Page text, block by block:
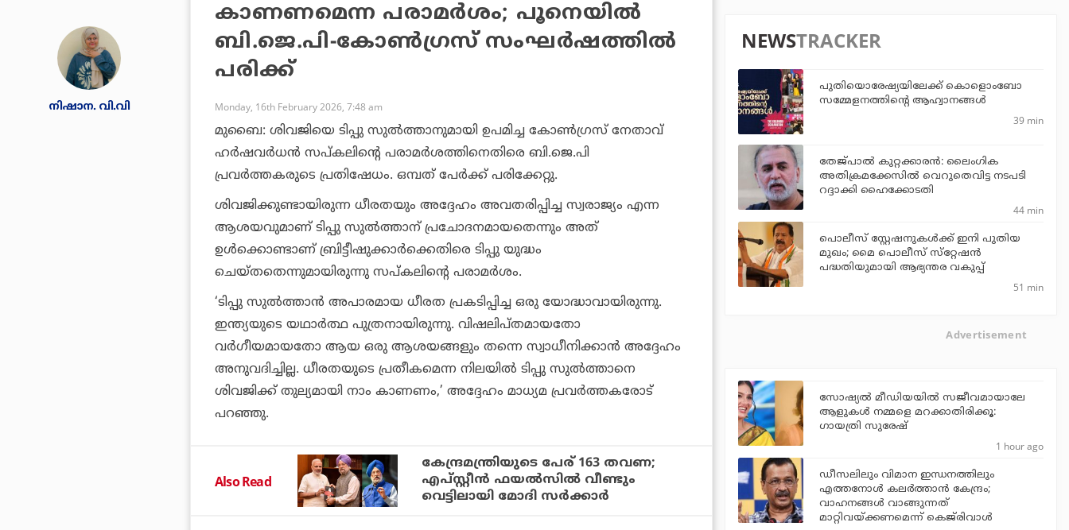
നിഷാന. വി.വി
കാണണമെന്ന പരാമര്‍ശം; പൂനെയില്‍
ബി.ജെ.പി-കോണ്‍ഗ്രസ് സംഘര്‍ഷത്തില്‍
പരിക്ക്
Monday, 16th February 2026, 7:48 am
മുബൈ: ശിവജിയെ ടിപ്പു സുല്‍ത്താനുമായി ഉപമിച്ച കോണ്‍ഗ്രസ് നേതാവ്
ഹര്‍ഷവര്‍ധന്‍ സപ്കലിന്റെ പരാമര്‍ശത്തിനെതിരെ ബി.ജെ.പി
പ്രവര്‍ത്തകരുടെ പ്രതിഷേധം. ഒമ്പത് പേര്‍ക്ക് പരിക്കേറ്റു.
ശിവജിക്കുണ്ടായിരുന്ന ധീരതയും അദ്ദേഹം അവതരിപ്പിച്ച സ്വരാജ്യം എന്ന
ആശയവുമാണ് ടിപ്പു സുല്‍ത്താന് പ്രചോദനമായതെന്നും അത്
ഉള്‍ക്കൊണ്ടാണ് ബ്രിട്ടീഷുക്കാര്‍ക്കെതിരെ ടിപ്പു യുദ്ധം
ചെയ്തതെന്നുമായിരുന്നു സപ്കലിന്റെ പരാമര്‍ശം.
‘ടിപ്പു സുല്‍ത്താന്‍ അപാരമായ ധീരത പ്രകടിപ്പിച്ച ഒരു യോദ്ധാവായിരുന്നു.
ഇന്ത്യയുടെ യഥാര്‍ത്ഥ പുത്രനായിരുന്നു. വിഷലിപ്തമായതോ
വര്‍ഗീയമായതോ ആയ ഒരു ആശയങ്ങളും തന്നെ സ്വാധീനിക്കാന്‍ അദ്ദേഹം
അനുവദിച്ചില്ല. ധീരതയുടെ പ്രതീകമെന്ന നിലയില്‍ ടിപ്പു സുല്‍ത്താനെ
ശിവജിക്ക് തുല്യമായി നാം കാണണം,’ അദ്ദേഹം മാധ്യമ പ്രവര്‍ത്തകരോട്
പറഞ്ഞു.
Also Read
കേന്ദ്രമന്ത്രിയുടെ പേര് 163 തവണ;
എപ്സ്റ്റീന്‍ ഫയല്‍സില്‍ വീണ്ടും
വെട്ടിലായി മോദി സര്‍ക്കാര്‍
NEWSTRACKER
പുതിയൊരേഷ്യയിലേക്ക് കൊളൊംബോ
സമ്മേളനത്തിന്റെ ആഹ്വാനങ്ങള്‍
39 min
തേജ്പാല്‍ കുറ്റക്കാരന്‍: ലൈംഗിക
അതിക്രമക്കേസില്‍ വെറുതെവിട്ട നടപടി
റദ്ദാക്കി ഹൈക്കോടതി
44 min
പൊലീസ് സ്റ്റേഷനുകള്‍ക്ക് ഇനി പുതിയ
മുഖം; മൈ പൊലീസ് സ്‌റ്റേഷന്‍
പദ്ധതിയുമായി ആഭ്യന്തര വകുപ്പ്
51 min
Advertisement
സോഷ്യൽ മീഡിയയിൽ സജീവമായാലേ
ആളുകൾ നമ്മളെ മറക്കാതിരിക്കൂ:
ഗായത്രി സുരേഷ്
1 hour ago
ഡീസലിലും വിമാന ഇന്ധനത്തിലും
എത്തനോള്‍ കലര്‍ത്താന്‍ കേന്ദ്രം;
വാഹനങ്ങള്‍ വാങ്ങുന്നത്
മാറ്റിവയ്ക്കണമെന്ന് കെജ്‌രിവാള്‍